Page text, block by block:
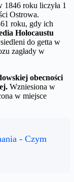
1846 roku liczyła 1
Ostrowa.
roku, gdy ich
Holocaustu
do getta w
zagłady w
obecności
Wzniesiona w
w miejsce
- Czym